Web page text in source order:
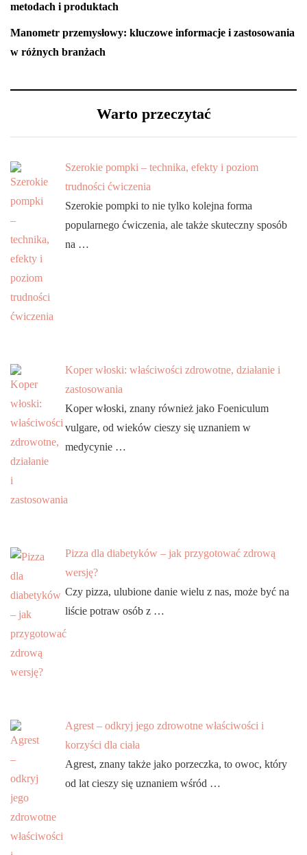
metodach i produktach
Manometr przemysłowy: kluczowe informacje i zastosowania
w różnych branżach
Warto przeczytać
Szerokie pompki – technika, efekty i poziom
trudności ćwiczenia
Szerokie pompki to nie tylko kolejna forma
popularnego ćwiczenia, ale także skuteczny sposób
na …
Koper włoski: właściwości zdrowotne, działanie i
zastosowania
Koper włoski, znany również jako Foeniculum
vulgare, od wieków cieszy się uznaniem w
medycynie …
Pizza dla diabetyków – jak przygotować zdrową
wersję?
Czy pizza, ulubione danie wielu z nas, może być na
liście potraw osób z …
Agrest – odkryj jego zdrowotne właściwości i
korzyści dla ciała
Agrest, znany także jako porzeczka, to owoc, który
od lat cieszy się uznaniem wśród …